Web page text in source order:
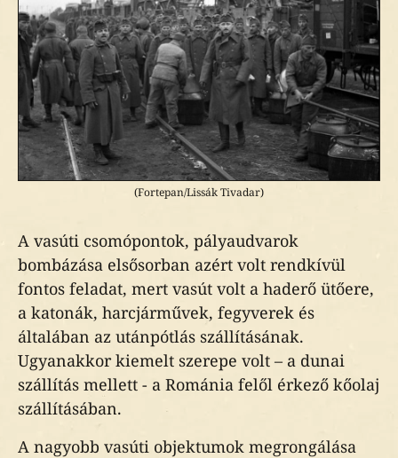
(Fortepan/Lissák Tivadar)
A vasúti csomópontok, pályaudvarok
bombázása elsősorban azért volt rendkívül
fontos feladat, mert vasút volt a haderő ütőere,
a katonák, harcjárművek, fegyverek és
általában az utánpótlás szállításának.
Ugyanakkor kiemelt szerepe volt – a dunai
szállítás mellett - a Románia felől érkező kőolaj
szállításában.
A nagyobb vasúti objektumok megrongálása